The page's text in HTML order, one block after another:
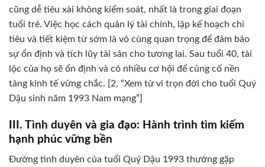
cũng dễ tiêu xài không kiểm soát, nhất là trong giai đoạn
tuổi trẻ. Việc học cách quản lý tài chính, lập kế hoạch chi
tiêu và tiết kiệm từ sớm là vô cùng quan trọng để đảm bảo
sự ổn định và tích lũy tài sản cho tương lai. Sau tuổi 40, tài
lộc của họ sẽ ổn định và có nhiều cơ hội để củng cố nền
tảng kinh tế vững chắc. [2, “Xem tử vi trọn đời cho tuổi Quý
Dậu sinh năm 1993 Nam mạng”]
III. Tình duyên và gia đạo: Hành trình tìm kiếm
hạnh phúc vững bền
Đường tình duyên của tuổi Quý Dậu 1993 thường gặp